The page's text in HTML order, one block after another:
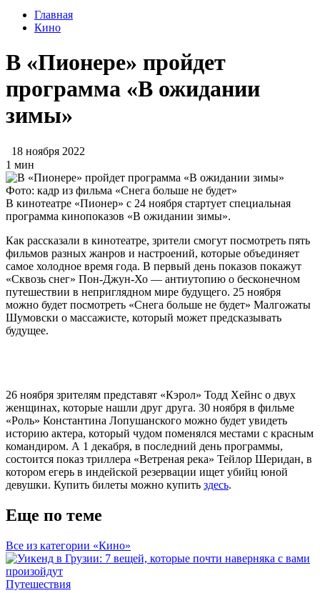
Главная
Кино
В «Пионере» пройдет
программа «В ожидании
зимы»
18 ноября 2022
1 мин
Фото: кадр из фильма «Снега больше не будет»
В кинотеатре «Пионер» с 24 ноября стартует специальная
программа кинопоказов «В ожидании зимы».
Как рассказали в кинотеатре, зрители смогут посмотреть пять
фильмов разных жанров и настроений, которые объединяет
самое холодное время года. В первый день показов покажут
«Сквозь снег» Пон-Джун-Хо — антиутопию о бесконечном
путешествии в неприглядном мире будущего. 25 ноября
можно будет посмотреть «Снега больше не будет» Малгожаты
Шумовски о массажисте, который может предсказывать
будущее.
26 ноября зрителям представят «Кэрол» Тодд Хейнс о двух
женщинах, которые нашли друг друга. 30 ноября в фильме
«Роль» Константина Лопушанского можно будет увидеть
историю актера, который чудом поменялся местами с красным
командиром. А 1 декабря, в последний день программы,
состоится показ триллера «Ветреная река» Тейлор Шеридан, в
котором егерь в индейской резервации ищет убийц юной
девушки. Купить билеты можно купить здесь.
Еще по теме
Все из категории «Кино»
Путешествия